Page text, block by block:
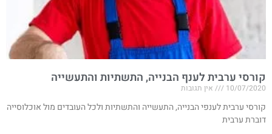
קורסי ערבית לענף הבנייה, התשתיות והתעשייה
10/07/2020 אין תגובות
קורסי ערבית לענפי הבנייה, התעשייה והתשתיות ולכל העובדים מול אוכלוסייה
דוברת ערבית